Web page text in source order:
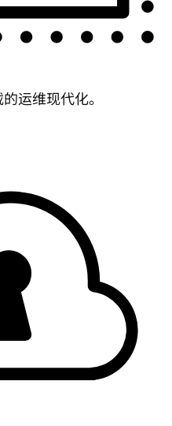
运维现代化。